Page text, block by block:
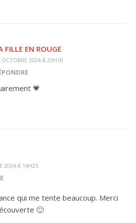
FILLE EN ROUGE
OCTOBRE 2024 À 23H10
💗
2024 À 14H25
qui me tente beaucoup. Merci
🙂